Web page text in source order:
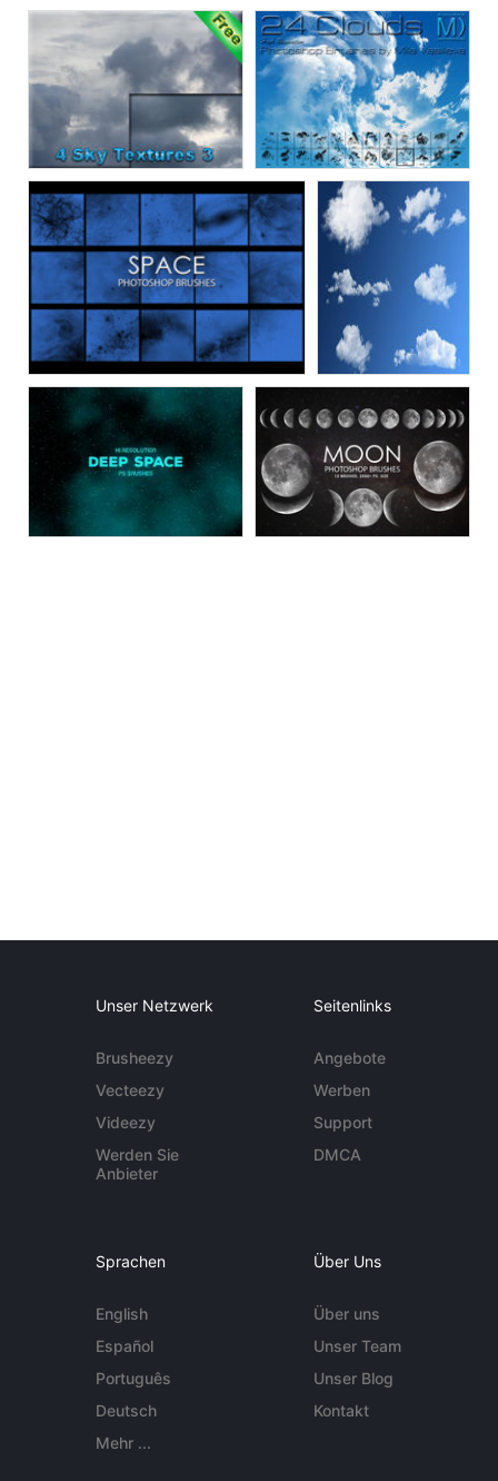
Unser Netzwerk
Brusheezy
Vecteezy
Videezy
Werden Sie
Anbieter
Seitenlinks
Angebote
Werben
Support
DMCA
Sprachen
English
Español
Português
Deutsch
Mehr ...
Über Uns
Über uns
Unser Team
Unser Blog
Kontakt